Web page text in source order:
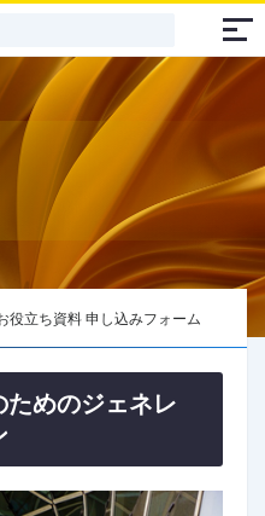
役立ち資料 申し込みフォーム
めのジェネレ